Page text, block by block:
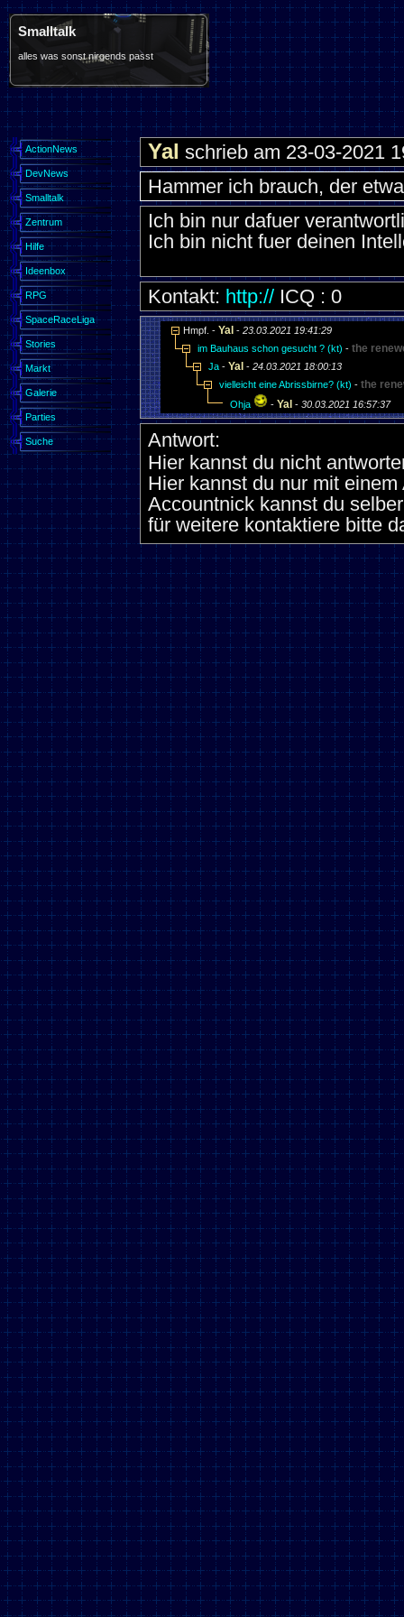
Smalltalk
alles was sonst nirgends passt
ActionNews
DevNews
Smalltalk
Zentrum
Hilfe
Ideenbox
RPG
SpaceRaceLiga
Stories
Markt
Galerie
Parties
Suche
Yal schrieb am 23-03-2021
Hammer ich brauch, der
Ich bin nur dafuer
Ich bin nicht fuer deinen
Kontakt: http://ICQ : 0
Hmpf. - Yal - 23.03.2021 19:41:29
im Bauhaus schon gesucht ? (kt) - the
Ja- Yal - 24.03.2021 18:00:13
vielleicht eine Abrissbirne? (kt) - the
Ohja - Yal - 30.03.2021 16:57:37
Antwort:
Hier kannst du nicht
Hier kannst du nur mit
Accountnick kannst du
für weitere kontaktiere bitte